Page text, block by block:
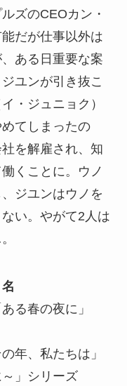
ズのCEOカン・
だが仕事以外は
ある日重要な案
ユンが引き抜こ
・ジュニョク）
てしまったの
を解雇され、知
くことに。ウノ
ジユンはウノを
い。やがて2人は
る春の夜に」
年、私たちは」
～」シリーズ